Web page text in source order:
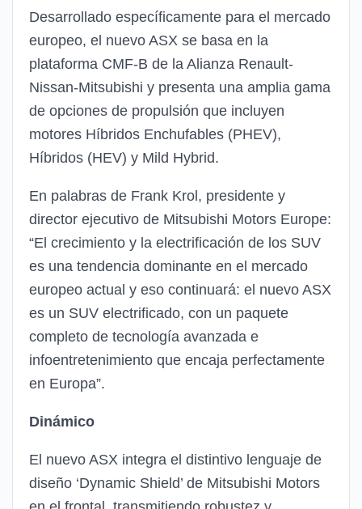
Desarrollado específicamente para el mercado
europeo, el nuevo ASX se basa en la
plataforma CMF-B de la Alianza Renault-
Nissan-Mitsubishi y presenta una amplia gama
de opciones de propulsión que incluyen
motores Híbridos Enchufables (PHEV),
Híbridos (HEV) y Mild Hybrid.
En palabras de Frank Krol, presidente y
director ejecutivo de Mitsubishi Motors Europe:
“El crecimiento y la electrificación de los SUV
es una tendencia dominante en el mercado
europeo actual y eso continuará: el nuevo ASX
es un SUV electrificado, con un paquete
completo de tecnología avanzada e
infoentretenimiento que encaja perfectamente
en Europa”.
Dinámico
El nuevo ASX integra el distintivo lenguaje de
diseño ‘Dynamic Shield’ de Mitsubishi Motors